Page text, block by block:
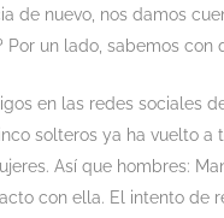
de nuevo, nos damos
un lado, sabemos
en las redes sociales
solteros ya ha vuelto
Así que hombres:
con ella. El intento de